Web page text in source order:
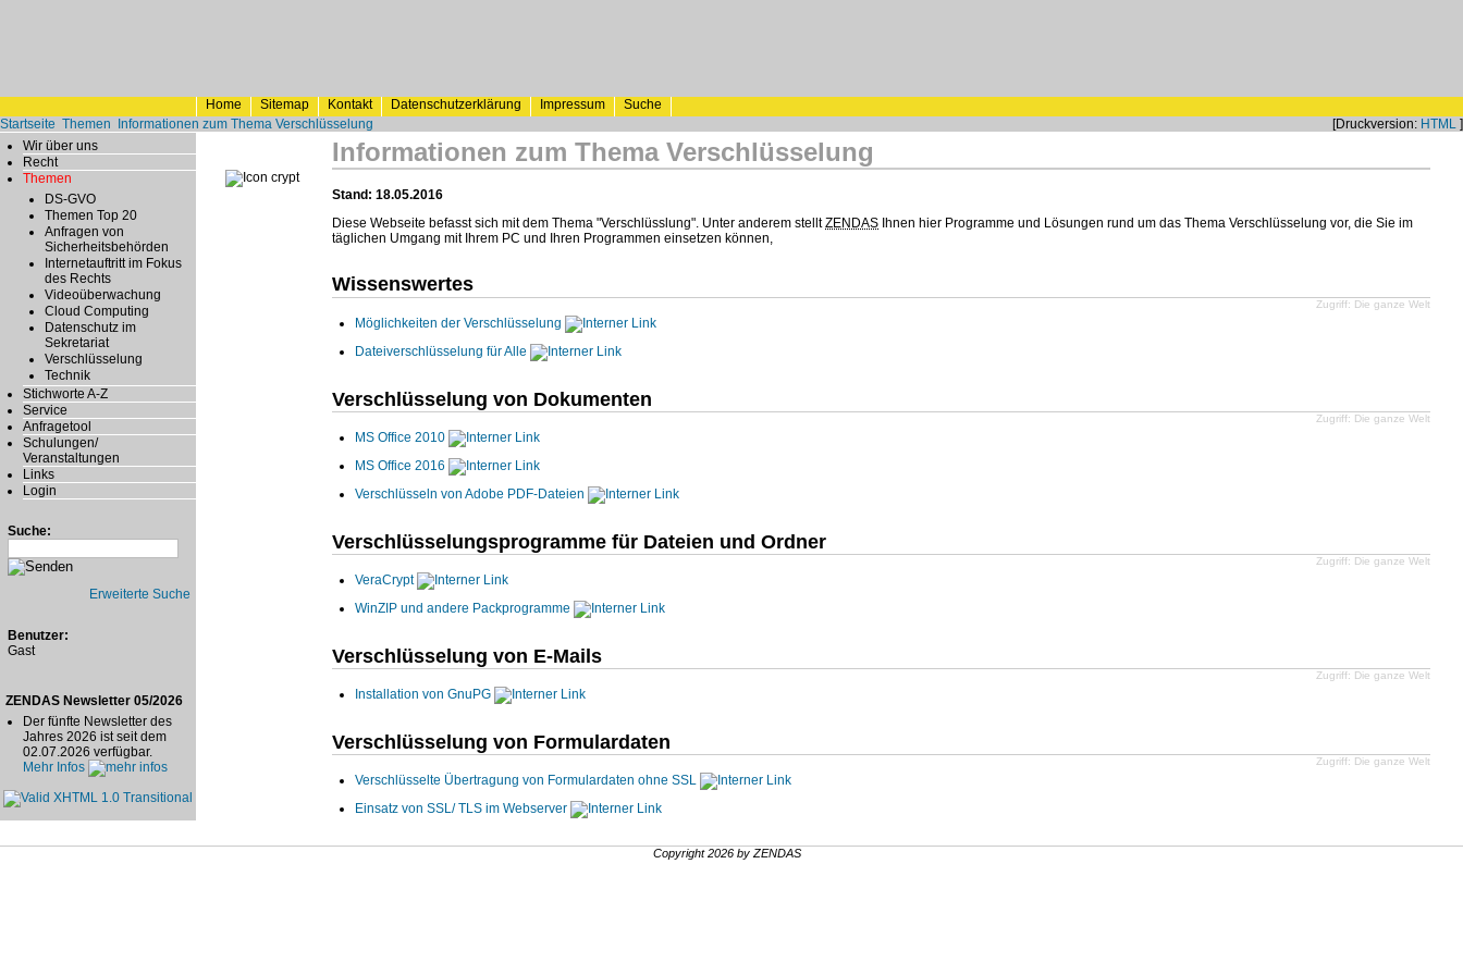
Home Sitemap Kontakt Datenschutzerklärung Impressum
Suche
Startseite Themen Informationen zum Thema Verschlüsselung [Druckversion: HTML ]
Wir über uns
Recht
Themen
DS-GVO
Themen Top 20
Anfragen von
Sicherheitsbehörden
Internetauftritt im Fokus
des Rechts
Videoüberwachung
Cloud Computing
Datenschutz im
Sekretariat
Verschlüsselung
Technik
Stichworte A-Z
Service
Anfragetool
Schulungen/
Veranstaltungen
Links
Login
Suche:
Erweiterte Suche
Benutzer:
Gast
ZENDAS Newsletter 05/2026
Der fünfte Newsletter des
Jahres 2026 ist seit dem
02.07.2026 verfügbar.
Mehr Infos
Informationen zum Thema Verschlüsselung
Stand: 18.05.2016
Diese Webseite befasst sich mit dem Thema "Verschlüsslung". Unter anderem stelltZENDAS Ihnen hier Programme und Lösungen rund um das Thema Verschlüsselung vor, die Sie im
täglichen Umgang mit Ihrem PC und Ihren Programmen einsetzen können,
Wissenswertes
Zugriff: Die ganze Welt
Möglichkeiten der Verschlüsselung
Dateiverschlüsselung für Alle
Verschlüsselung von Dokumenten
Zugriff: Die ganze Welt
MS Office 2010
MS Office 2016
Verschlüsseln von Adobe PDF-Dateien
Verschlüsselungsprogramme für Dateien und Ordner
Zugriff: Die ganze Welt
VeraCrypt
WinZIP und andere Packprogramme
Verschlüsselung von E-Mails
Zugriff: Die ganze Welt
Installation von GnuPG
Verschlüsselung von Formulardaten
Zugriff: Die ganze Welt
Verschlüsselte Übertragung von Formulardaten ohne SSL
Einsatz von SSL/ TLS im Webserver
Copyright 2026 by ZENDAS